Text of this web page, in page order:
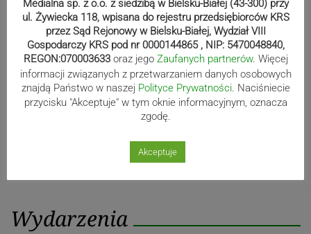
Wydarzenia
Medialna sp. z o.o. z siedzibą w Bielsku-Białej (43-300) przy
ul. Żywiecka 118, wpisana do rejestru przedsiębiorców KRS
przez Sąd Rejonowy w Bielsku-Białej, Wydział VIII
Gospodarczy KRS pod nr 0000144865 , NIP: 5470048840,
REGON:070003633 oraz jego Zaufanych partnerów. Więcej
informacji związanych z przetwarzaniem danych osobowych
znajdą Państwo w naszej Polityce Prywatności. Naciśniecie
przycisku "Akceptuje" w tym oknie informacyjnym, oznacza
zgodę.
Akceptuje